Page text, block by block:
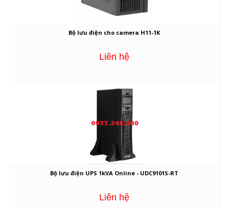
Bộ lưu điện cho camera H11-1K
Liên hệ
Bộ lưu điện UPS 1kVA Online - UDC9101S-RT
Liên hệ